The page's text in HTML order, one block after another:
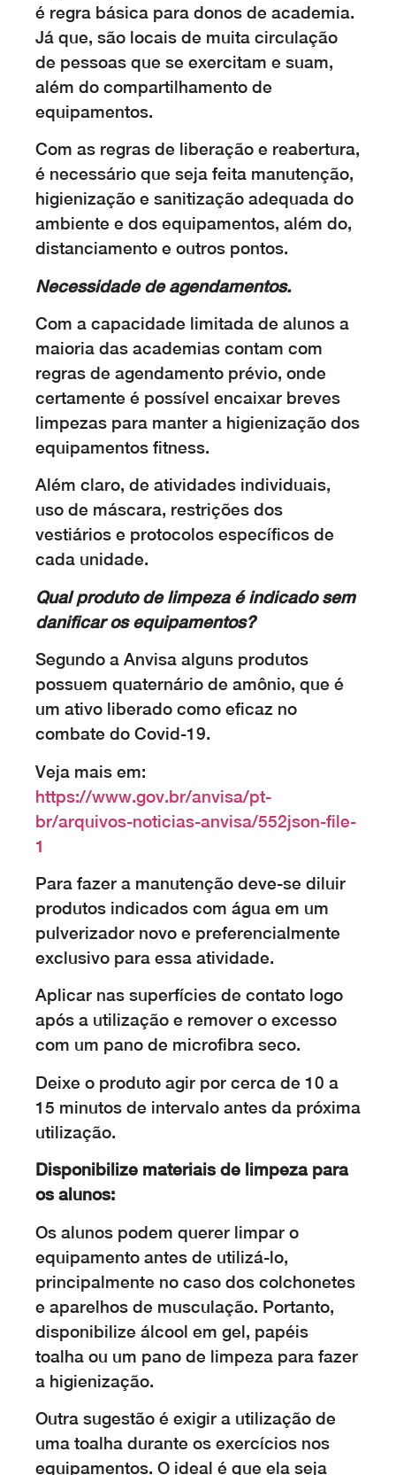
é regra básica para donos de academia.
Já que, são locais de muita circulação
de pessoas que se exercitam e suam,
além do compartilhamento de
equipamentos.
Com as regras de liberação e reabertura,
é necessário que seja feita manutenção,
higienização e sanitização adequada do
ambiente e dos equipamentos, além do,
distanciamento e outros pontos.
Necessidade de agendamentos.
Com a capacidade limitada de alunos a
maioria das academias contam com
regras de agendamento prévio, onde
certamente é possível encaixar breves
limpezas para manter a higienização dos
equipamentos fitness.
Além claro, de atividades individuais,
uso de máscara, restrições dos
vestiários e protocolos específicos de
cada unidade.
Qual produto de limpeza é indicado sem
danificar os equipamentos?
Segundo a Anvisa alguns produtos
possuem quaternário de amônio, que é
um ativo liberado como eficaz no
combate do Covid-19.
Veja mais em:
https://www.gov.br/anvisa/pt-
br/arquivos-noticias-anvisa/552json-file-
1
Para fazer a manutenção deve-se diluir
produtos indicados com água em um
pulverizador novo e preferencialmente
exclusivo para essa atividade.
Aplicar nas superfícies de contato logo
após a utilização e remover o excesso
com um pano de microfibra seco.
Deixe o produto agir por cerca de 10 a
15 minutos de intervalo antes da próxima
utilização.
Disponibilize materiais de limpeza para
os alunos:
Os alunos podem querer limpar o
equipamento antes de utilizá-lo,
principalmente no caso dos colchonetes
e aparelhos de musculação. Portanto,
disponibilize álcool em gel, papéis
toalha ou um pano de limpeza para fazer
a higienização.
Outra sugestão é exigir a utilização de
uma toalha durante os exercícios nos
equipamentos. O ideal é que ela seja